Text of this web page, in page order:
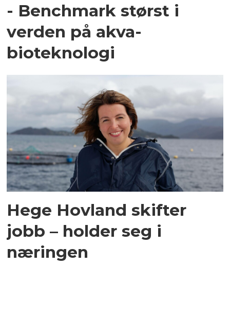
- Benchmark størst i
verden på akva-
bioteknologi
Hege Hovland skifter
jobb – holder seg i
næringen